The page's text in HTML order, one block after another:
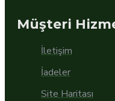
Müşteri
İletişim
İadeler
Site Haritası